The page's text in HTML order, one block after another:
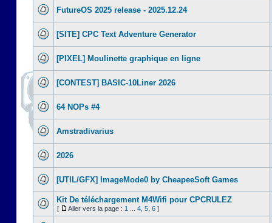
FutureOS 2025 release - 2025.12.24
[SITE] CPC Text Adventure Generator
[PIXEL] Moulinette graphique en ligne
[CONTEST] BASIC-10Liner 2026
64 NOPs #4
Amstradivarius
2026
[UTIL/GFX] ImageMode0 by CheapeeSoft Games
Kit De téléchargement M4Wifi pour CPCRULEZ
[ Aller vers la page : 1 4 5 6 ]